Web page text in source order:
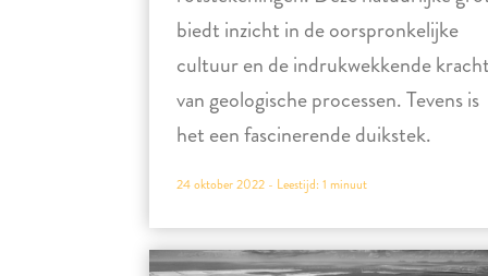
biedt inzicht in de oorspronkelijke
cultuur en de indrukwekkende kracht
van geologische processen. Tevens is
het een fascinerende duikstek.
24 oktober 2022 - Leestijd: 1 minuut